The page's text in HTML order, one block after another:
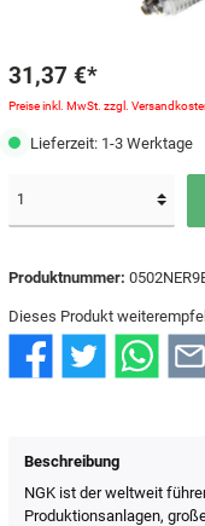
31,37 €*
Preise inkl. MwSt. zzgl.
Lieferzeit: 1-3 Werktage
Produktnummer:
Dieses Produkt
Beschreibung
NGK ist der weltweit
Produktionsanlagen,